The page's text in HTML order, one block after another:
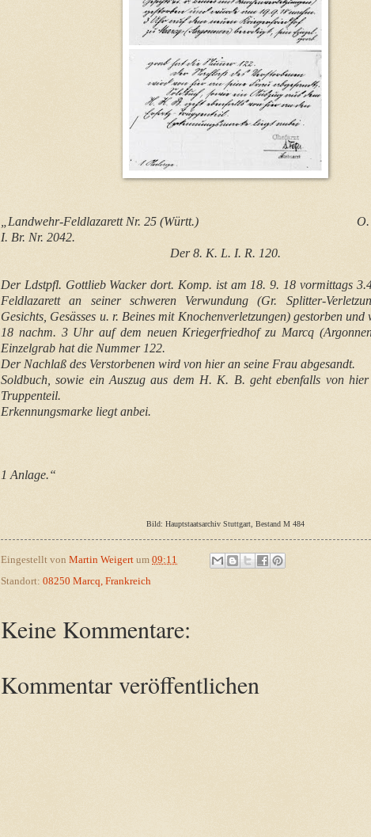
„Landwehr-Feldlazarett Nr. 25 (Württ.) O. U.
I. Br. Nr. 2042.
Der 8. K. L. I. R. 120.
Der Ldstpfl. Gottlieb Wacker dort. Komp. ist am 18. 9. 18 vormittags
Feldlazarett an seiner schweren Verwundung (Gr. Splitter-
Gesichts, Gesässes u. r. Beines mit Knochenverletzungen) gestorben und
18 nachm. 3 Uhr auf dem neuen Kriegerfriedhof zu Marcq
Einzelgrab hat die Nummer 122.
Der Nachlaß des Verstorbenen wird von hier an seine Frau abgesandt.
Soldbuch, sowie ein Auszug aus dem H. K. B. geht ebenfalls von
Truppenteil.
Erkennungsmarke liegt anbei.
1 Anlage.“
Bild: Hauptstaatsarchiv Stuttgart, Bestand M 484
Eingestellt von Martin Weigert um 09:11
Standort: 08250 Marcq, Frankreich
Keine Kommentare:
Kommentar veröffentlichen